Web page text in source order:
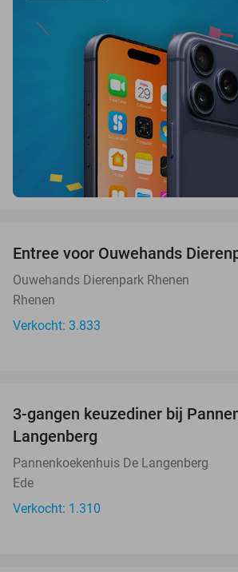
Entree voor Ouwehands
Ouwehands Dierenpark Rhenen
Rhenen
Verkocht: 3.833
3-gangen keuzediner bij
Langenberg
Pannenkoekenhuis De Langenberg
Ede
Verkocht: 1.310